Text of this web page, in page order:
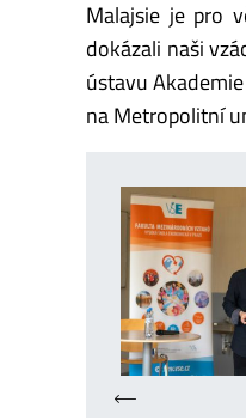
Malajsie je pro
dokázali naši
ústavu
na Metropolitní